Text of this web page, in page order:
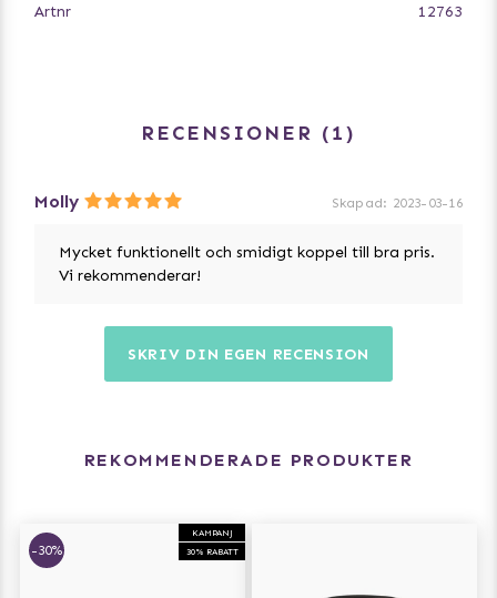
Artnr 12763
RECENSIONER 1
Molly Skapad: 2023-03-16
Mycket funktionellt och smidigt koppel till bra pris.
Vi rekommenderar!
SKRIV DIN EGEN RECENSION
REKOMMENDERADE PRODUKTER
KAMPANJ
30% RABATT
-30%